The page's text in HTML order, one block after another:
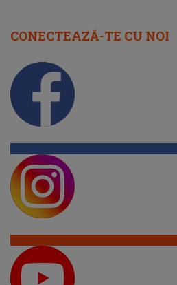
CONECTEAZĂ-TE CU NOI